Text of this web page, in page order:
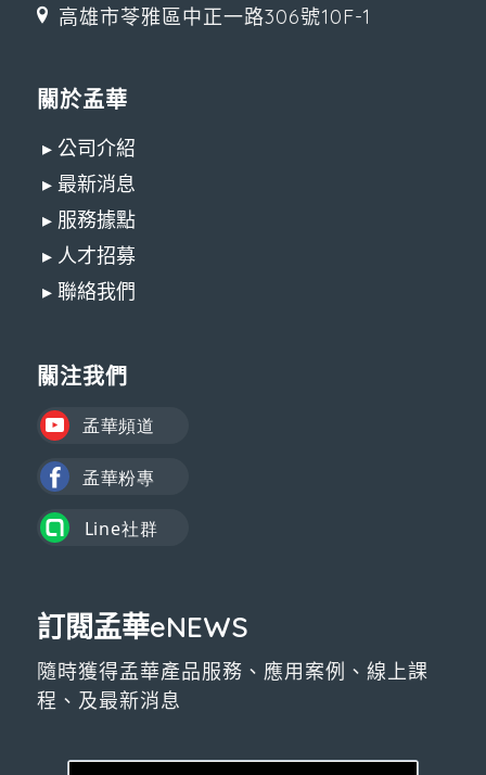
高雄市苓雅區中正一路306號10F-1
關於孟華
▸ 公司介紹
▸ 最新消息
▸ 服務據點
▸ 人才招募
▸ 聯絡我們
關注我們
訂閱孟華eNEWS
隨時獲得孟華產品服務、應用案例、線上課
程、及最新消息